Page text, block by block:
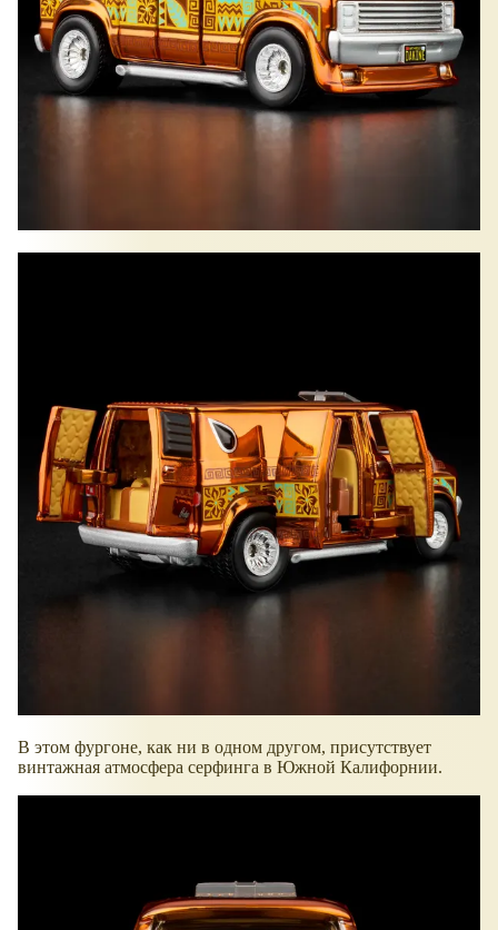
В этом фургоне, как ни в одном другом, присутствует
винтажная атмосфера серфинга в Южной Калифорнии.